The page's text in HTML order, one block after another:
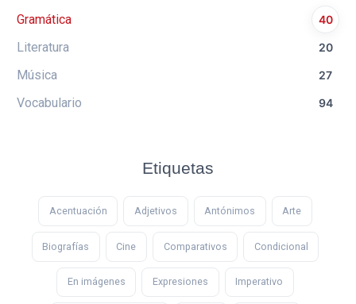
Gramática 40
Literatura 20
Música 27
Vocabulario 94
Etiquetas
Acentuación Adjetivos Antónimos Arte
Biografías Cine Comparativos Condicional
En imágenes Expresiones Imperativo